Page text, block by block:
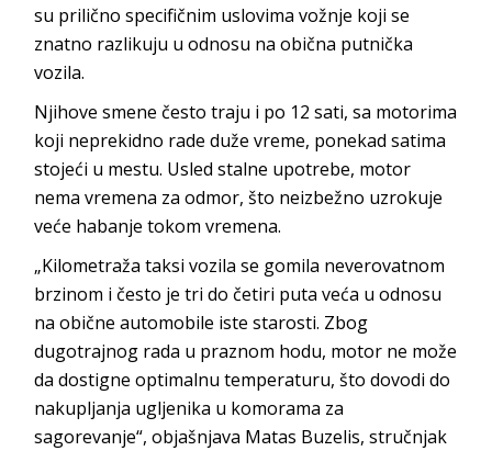
su prilično specifičnim uslovima vožnje koji se
znatno razlikuju u odnosu na obična putnička
vozila.
Njihove smene često traju i po 12 sati, sa motorima
koji neprekidno rade duže vreme, ponekad satima
stojeći u mestu. Usled stalne upotrebe, motor
nema vremena za odmor, što neizbežno uzrokuje
veće habanje tokom vremena.
„Kilometraža taksi vozila se gomila neverovatnom
brzinom i često je tri do četiri puta veća u odnosu
na obične automobile iste starosti. Zbog
dugotrajnog rada u praznom hodu, motor ne može
da dostigne optimalnu temperaturu, što dovodi do
nakupljanja ugljenika u komorama za
sagorevanje“, objašnjava Matas Buzelis, stručnjak